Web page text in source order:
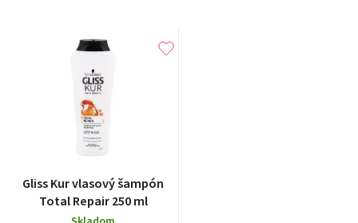
Gliss Kur vlasový šampón
Total Repair 250 ml